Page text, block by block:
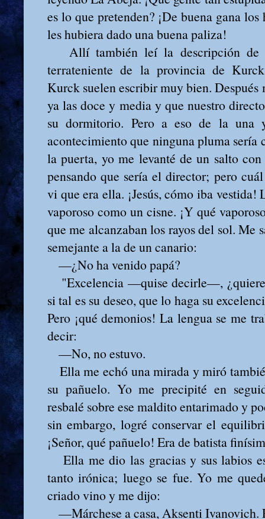
es lo que pretenden? ¡De buena gana
les hubiera dado una buena paliza!
Allí también leí la descripción de
terrateniente de la provincia de
Kurck suelen escribir muy bien. Después
ya las doce y media y que nuestro
su dormitorio. Pero a eso de la una
acontecimiento que ninguna pluma sería
la puerta, yo me levanté de un salto
pensando que sería el director; pero
vi que era ella. ¡Jesús, cómo iba
vaporoso como un cisne. ¡Y qué
que me alcanzaban los rayos del sol. Me
semejante a la de un canario:
—¿No ha venido papá?
"Excelencia —quise decirle—, ¿quiere
si tal es su deseo, que lo haga su
Pero ¡qué demonios! La lengua se me
decir:
—No, no estuvo.
Ella me echó una mirada y miró
su pañuelo. Yo me precipité en
resbalé sobre ese maldito entarimado y
sin embargo, logré conservar el
¡Señor, qué pañuelo! Era de batista
Ella me dio las gracias y sus labios
tanto irónica; luego se fue. Yo me
criado vino y me dijo:
—Márchese a casa, Aksenti Ivanovich.